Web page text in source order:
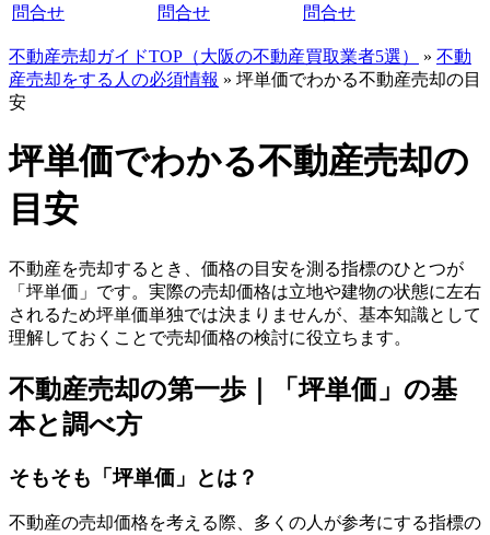
問合せ
問合せ
問合せ
不動産売却ガイドTOP（大阪の不動産買取業者5選） » 不動
産売却をする人の必須情報 » 坪単価でわかる不動産売却の目
安
坪単価でわかる不動産売却の
目安
不動産を売却するとき、価格の目安を測る指標のひとつが
「坪単価」です。実際の売却価格は立地や建物の状態に左右
されるため坪単価単独では決まりませんが、基本知識として
理解しておくことで売却価格の検討に役立ちます。
不動産売却の第一歩｜「坪単価」の基
本と調べ方
そもそも「坪単価」とは？
不動産の売却価格を考える際、多くの人が参考にする指標の